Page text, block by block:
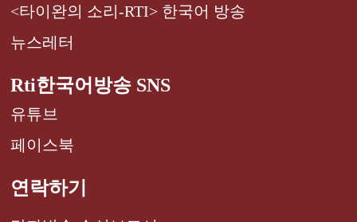
<타이완의 소리-RTI> 한국어 방송
뉴스레터
Rti한국어방송 SNS
유튜브
페이스북
연락하기